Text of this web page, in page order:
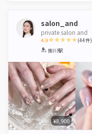
salon_and
private salon and
4.9
1 2 3
(44件)
掛川駅
¥8,900